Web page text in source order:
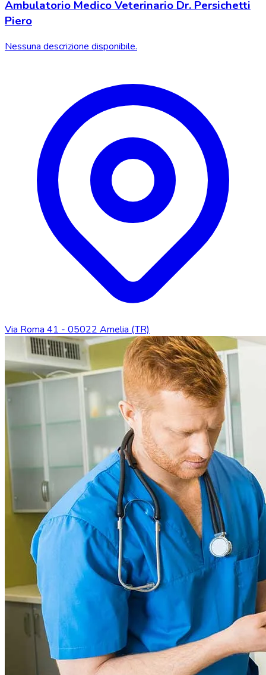
Ambulatorio Medico Veterinario Dr. Persichetti
Piero
Nessuna descrizione disponibile.
Via Roma 41 - 05022 Amelia (TR)